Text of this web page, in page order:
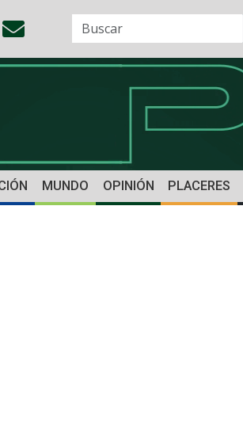
MUNDO OPINIÓN PLACERES